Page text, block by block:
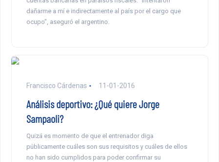
dañarme a mí e indirectamente al país por el cargo que
ocupo”, aseguró el argentino.
Francisco Cárdenas 11-01-2016
Análisis deportivo: ¿Qué quiere Jorge
Sampaoli?
Quizá es momento de que el entrenador diga
públicamente cuáles son sus requisitos y cuáles de ellos
no han sido cumplidos para poder confirmar su